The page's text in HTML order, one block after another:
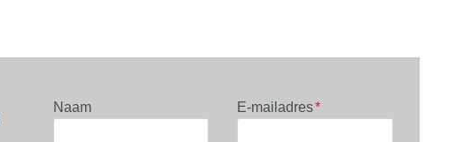
Naam E-mailadres*